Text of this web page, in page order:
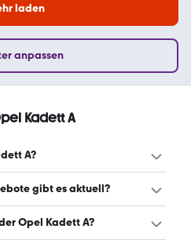
laden
anpassen
Kadett A
A?
Kadett A liegt zwischen
gibt es aktuell?
bei mobile.de, davon 32
Opel Kadett A?